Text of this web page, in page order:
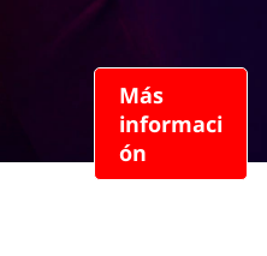
Más
informaci
ón